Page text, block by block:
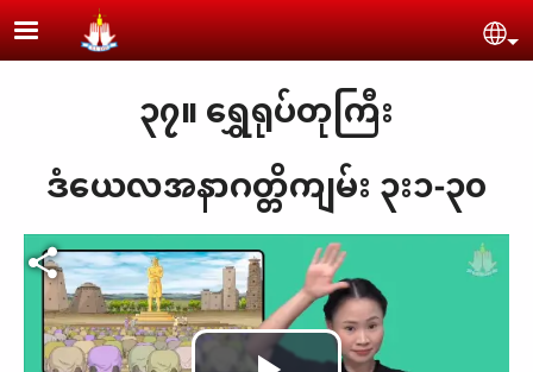
Skip to main content
၃၇။ ရွှေရုပ်တုကြီး
ဒံယေလအနာဂတ္တိကျမ်း ၃း၁-၃၀